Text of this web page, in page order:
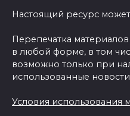
Настоящий ресурс
Перепечатка
в любой форме, в том
возможно только при
использованные
Условия использования